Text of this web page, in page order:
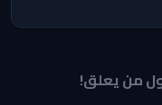
من يعلق!